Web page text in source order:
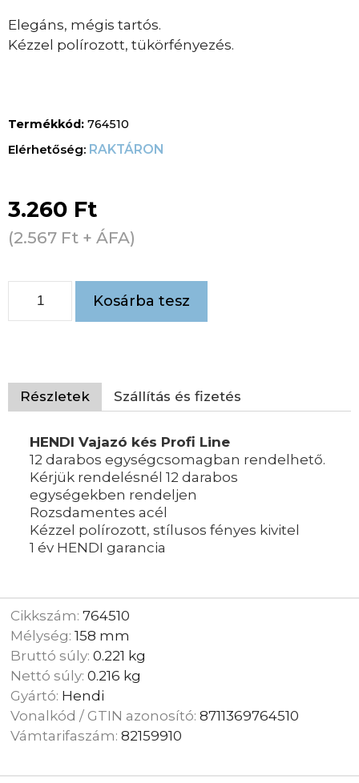
Elegáns, mégis tartós.
Kézzel polírozott, tükörfényezés.
Termékkód: 764510
RAKTÁRON
3.260 Ft
(2.567 Ft + ÁFA)
Kosárba tesz
Részletek Szállítás és fizetés
HENDI Vajazó kés Profi Line
12 darabos egységcsomagban rendelhető.
Kérjük rendelésnél 12 darabos
egységekben rendeljen
Rozsdamentes acél
Kézzel polírozott, stílusos fényes kivitel
1 év HENDI garancia
Cikkszám:764510
Mélység:158 mm
Bruttó súly:0.221 kg
Nettó súly:0.216 kg
Gyártó: Hendi
Vonalkód / GTIN azonosító:8711369764510
Vámtarifaszám:82159910